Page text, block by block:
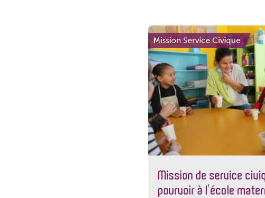
Mission Service Civique
Mission de service
pourvoir à l’école